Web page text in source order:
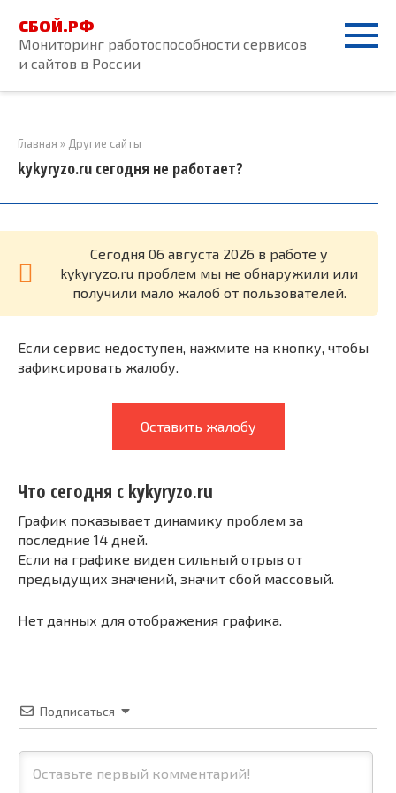
контенту
СБОЙ.РФ
Мониторинг работоспособности сервисов
и сайтов в России
Главная » Другие сайты
kykyryzo.ru сегодня не работает?
Cегодня 06 августа 2026 в работе у
kykyryzo.ru проблем мы не обнаружили или
получили мало жалоб от пользователей.
Если сервис недоступен, нажмите на кнопку, чтобы
зафиксировать жалобу.
Оставить жалобу
Что сегодня с kykyryzo.ru
График показывает динамику проблем за
последние 14 дней.
Если на графике виден сильный отрыв от
предыдущих значений, значит сбой массовый.
Нет данных для отображения графика.
Подписаться